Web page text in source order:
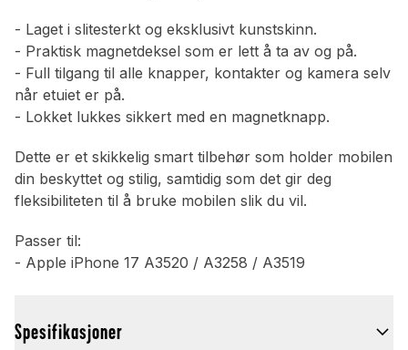
- Laget i slitesterkt og eksklusivt kunstskinn.
- Praktisk magnetdeksel som er lett å ta av og på.
- Full tilgang til alle knapper, kontakter og kamera selv
når etuiet er på.
- Lokket lukkes sikkert med en magnetknapp.
Dette er et skikkelig smart tilbehør som holder mobilen
din beskyttet og stilig, samtidig som det gir deg
fleksibiliteten til å bruke mobilen slik du vil.
Passer til:
- Apple iPhone 17 A3520 / A3258 / A3519
Spesifikasjoner